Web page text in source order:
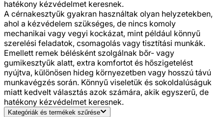
hatékony kézvédelmet keresnek.
A cérnakesztyűk gyakran használtak olyan helyzetekben,
ahol a kézvédelem szükséges, de nincs komoly
mechanikai vagy vegyi kockázat, mint például könnyű
szerelési feladatok, csomagolás vagy tisztítási munkák.
Emellett remek bélésként szolgálnak bőr- vagy
gumikesztyűk alatt, extra komfortot és hőszigetelést
nyújtva, különösen hideg környezetben vagy hosszú távú
munkavégzés során. Könnyű viseletük és sokoldalúságuk
miatt kedvelt választás azok számára, akik egyszerű, de
hatékony kézvédelmet keresnek.
Kategóriák és termékek szűrése